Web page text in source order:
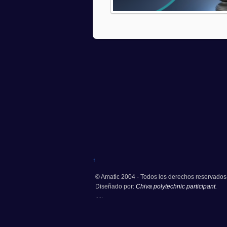
↑
© Amatic 2004 - Todos los derechos
Diseñado por: Chiva polytechnic participant.